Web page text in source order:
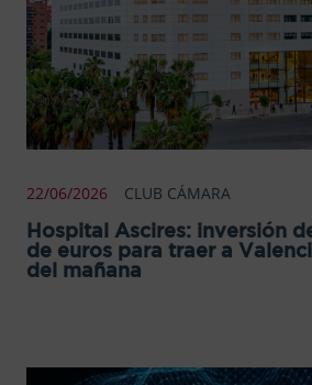
22/06/2026 CLUB CÁMARA
Hospital Ascires: inversión
de euros para traer a
del mañana